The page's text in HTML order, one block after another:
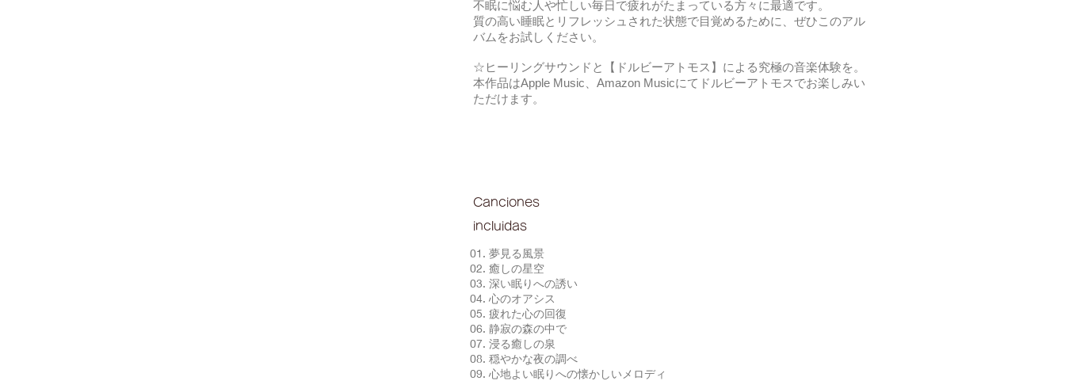
不眠に悩む人や忙しい毎日で疲れがたまっている方々に最適です。
質の高い睡眠とリフレッシュされた状態で目覚めるために、ぜひこのアル
バムをお試しください。
☆ヒーリングサウンドと【ドルビーアトモス】による究極の音楽体験を。
本作品はApple Music、Amazon Musicにてドルビーアトモスでお楽しみい
ただけます。
Canciones
incluidas
01. 夢見る風景
02. 癒しの星空
03. 深い眠りへの誘い
04. 心のオアシス
05. 疲れた心の回復
06. 静寂の森の中で
07. 浸る癒しの泉
08. 穏やかな夜の調べ
09. 心地よい眠りへの懐かしいメロディ